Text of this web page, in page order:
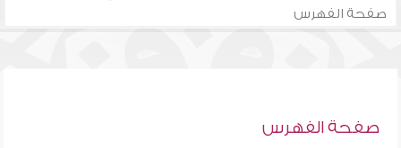
صفحة الفهرس
صفحة الفهرس